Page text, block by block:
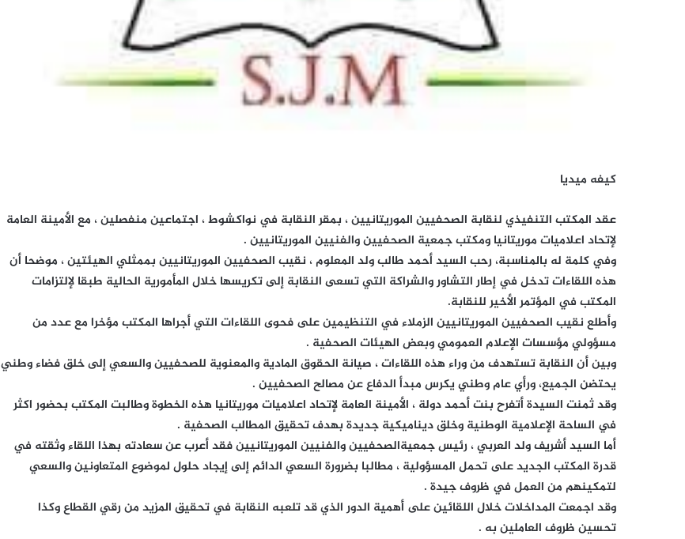
كيفه ميديا
عقد المكتب التنفيذي لنقابة الصحفيين الموريتانيين ، بمقر النقابة في نواكشوط ، اجتماعين منفصلين ، مع الأمينة العامة
لإتحاد اعلاميات موريتانيا ومكتب جمعية الصحفيين والفنيين الموريتانيين .
وفي كلمة له بالمناسبة، رحب السيد أحمد طالب ولد المعلوم ، نقيب الصحفيين الموريتانيين بممثلي الهيئتين ، موضحا أن
هذه اللقاءات تدخل في إطار التشاور والشراكة التي تسعى النقابة إلى تكريسها خلال المأمورية الحالية طبقا لإلتزامات
المكتب في المؤتمر الأخير للنقابة.
وأطلع نقيب الصحفيين الموريتانيين الزملاء في التنظيمين على فحوى اللقاءات التي أجراها المكتب مؤخرا مع عدد من
مسؤولي مؤسسات الإعلام العمومي وبعض الهيئات الصحفية .
وبين أن النقابة تستهدف من وراء هذه اللقاءات ، صيانة الحقوق المادية والمعنوية للصحفيين والسعي إلى خلق فضاء وطني
يحتضن الجميع، ورأي عام وطني يكرس مبدأ الدفاع عن مصالح الصحفيين .
وقد ثمنت السيدة أتفرح بنت أحمد دولة ، الأمينة العامة لإتحاد اعلاميات موريتانيا هذه الخطوة وطالبت المكتب بحضور اكثر
في الساحة الإعلامية الوطنية وخلق ديناميكية جديدة بهدف تحقيق المطالب الصحفية .
أما السيد أشريف ولد العربي ، رئيس جمعيةالصحفيين والفنيين الموريتانيين فقد أعرب عن سعادته بهذا اللقاء وثقته في
قدرة المكتب الجديد على تحمل المسؤولية ، مطالبا بضرورة السعي الدائم إلى إيجاد حلول لموضوع المتعاونين والسعي
لتمكينهم من العمل في ظروف جيدة .
وقد اجمعت المداخلات خلال اللقائين على أهمية الدور الذي قد تلعبه النقابة في تحقيق المزيد من رقي القطاع وكذا
تحسين ظروف العاملين به .